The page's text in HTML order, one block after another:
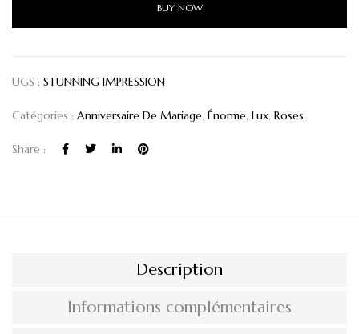
BUY NOW
UGS : STUNNING IMPRESSION
Catégories : Anniversaire De Mariage, Énorme, Lux, Roses
Share :
Description
Informations complémentaires